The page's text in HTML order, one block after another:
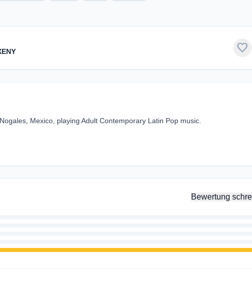
favorite
Mexico, playing Adult Contemporary Latin Pop music.
Bewertung